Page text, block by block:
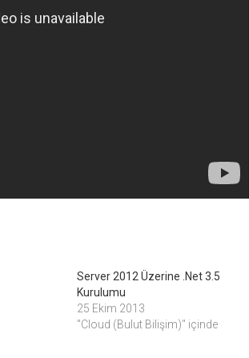
Server 2012 Üzerine .Net 3.5
Kurulumu
25 Ekim 2013
"Cloud (Bulut Bilişim)" içinde